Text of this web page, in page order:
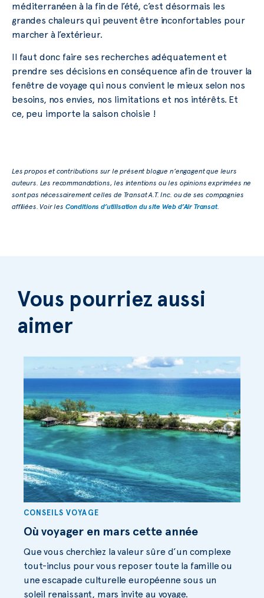
méditerranéen à la fin de l’été, c’est désormais les
grandes chaleurs qui peuvent être inconfortables pour
marcher à l’extérieur.
Il faut donc faire ses recherches adéquatement et
prendre ses décisions en conséquence afin de trouver la
fenêtre de voyage qui nous convient le mieux selon nos
besoins, nos envies, nos limitations et nos intérêts. Et
ce, peu importe la saison choisie !
Les propos et contributions sur le présent blogue n’engagent que leurs
auteurs. Les recommandations, les intentions ou les opinions exprimées ne
sont pas nécessairement celles de Transat A.T. Inc. ou de ses compagnies
affiliées. Voir les Conditions d’utilisation du site Web d’Air Transat.
Vous pourriez aussi
aimer
CONSEILS VOYAGE
Où voyager en mars cette année
Que vous cherchiez la valeur sûre d’un complexe
tout-inclus pour vous reposer toute la famille ou
une escapade culturelle européenne sous un
soleil renaissant, mars invite au voyage.